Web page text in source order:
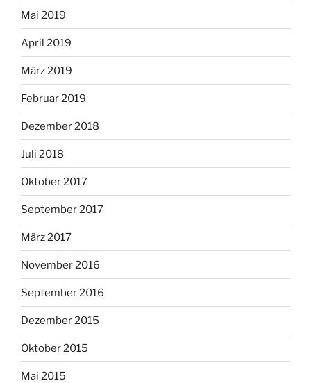
Mai 2019
April 2019
März 2019
Februar 2019
Dezember 2018
Juli 2018
Oktober 2017
September 2017
März 2017
November 2016
September 2016
Dezember 2015
Oktober 2015
Mai 2015